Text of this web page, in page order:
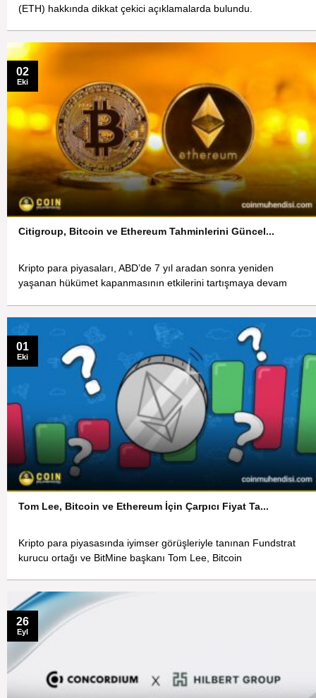
(ETH) hakkında dikkat çekici açıklamalarda bulundu.
Citigroup, Bitcoin ve Ethereum Tahminlerini Güncel...
Kripto para piyasaları, ABD’de 7 yıl aradan sonra yeniden
yaşanan hükümet kapanmasının etkilerini tartışmaya devam
02
Eki
Tom Lee, Bitcoin ve Ethereum İçin Çarpıcı Fiyat Ta...
Kripto para piyasasında iyimser görüşleriyle tanınan Fundstrat
kurucu ortağı ve BitMine başkanı Tom Lee, Bitcoin
01
Eki
26
Eyl